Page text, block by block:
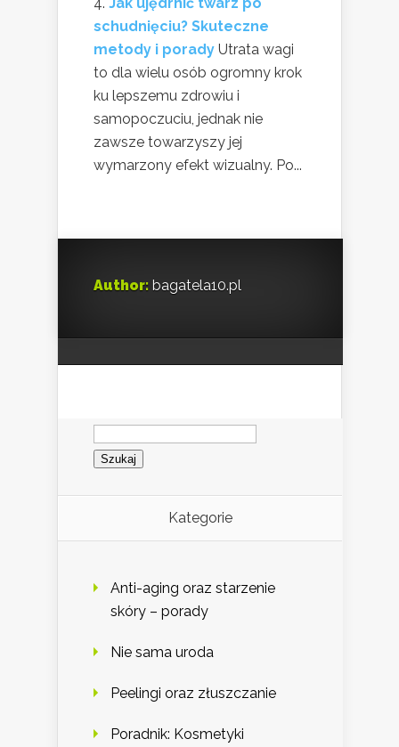
schudnięciu? Skuteczne
metody i porady Utrata wagi
to dla wielu osób ogromny krok
ku lepszemu zdrowiu i
samopoczuciu, jednak nie
zawsze towarzyszy jej
wymarzony efekt wizualny. Po...
Author: bagatela10.pl
Szukaj:
Kategorie
Anti-aging oraz starzenie
skóry – porady
Nie sama uroda
Peelingi oraz złuszczanie
Poradnik: Kosmetyki